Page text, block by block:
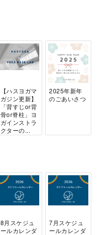
【ハスヨガマ
ガジン更新】
「背すじor背
骨or脊柱」ヨ
ガインストラ
クターの...
2025年新年
のごあいさつ
8月スケジュ
ールカレンダ
7月スケジュ
ールカレンダ